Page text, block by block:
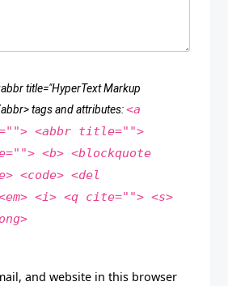
title="HyperText Markup
tags and attributes:<a
<abbr title="">
<b> <blockquote
<code> <del
<i> <q cite=""> <s>
and website in this browser